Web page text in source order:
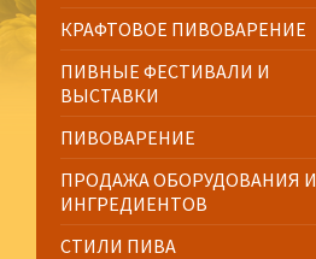
КРАФТОВОЕ ПИВОВАРЕНИЕ
ПИВНЫЕ ФЕСТИВАЛИ И
ВЫСТАВКИ
ПИВОВАРЕНИЕ
ПРОДАЖА ОБОРУДОВАНИЯ И
ИНГРЕДИЕНТОВ
СТИЛИ ПИВА